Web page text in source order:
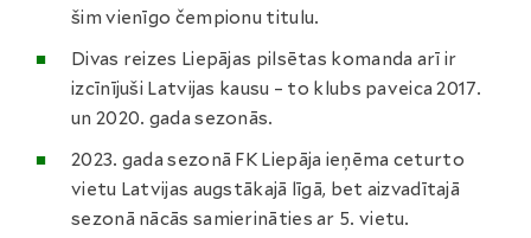
šim vienīgo čempionu titulu.
Divas reizes Liepājas pilsētas komanda arī ir
izcīnījuši Latvijas kausu – to klubs paveica 2017.
un 2020. gada sezonās.
2023. gada sezonā FK Liepāja ieņēma ceturto
vietu Latvijas augstākajā līgā, bet aizvadītajā
sezonā nācās samierināties ar 5. vietu.